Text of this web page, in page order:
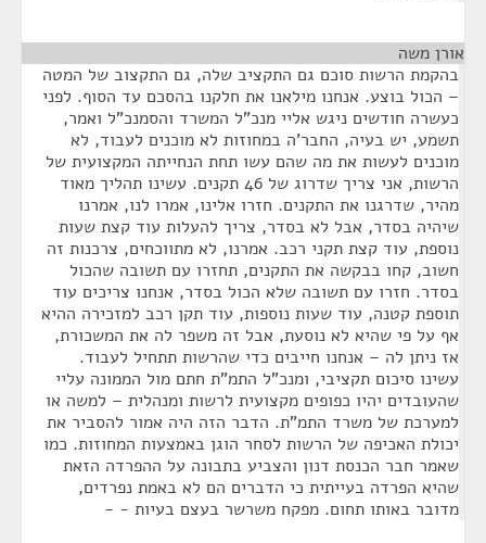
אורן משה
בהקמת הרשות סוכם גם התקציב שלה, גם התקצוב של המטה
– הכול בוצע. אנחנו מילאנו את חלקנו בהסכם עד הסוף. לפני
כעשרה חודשים ניגש אליי מנכ"ל המשרד והסמנכ"ל ואמר,
תשמע, יש בעיה, החבר'ה במחוזות לא מוכנים לעבוד, לא
מוכנים לעשות את מה שהם עשו תחת הנחייתה המקצועית של
הרשות, אני צריך שדרוג של 46 תקנים. עשינו תהליך מאוד
מהיר, שדרגנו את התקנים. חזרו אלינו, אמרו לנו, אמרנו
שיהיה בסדר, אבל לא בסדר, צריך להעלות עוד קצת שעות
נוספת, עוד קצת תקני רכב. אמרנו, לא מתווכחים, צרכנות זה
חשוב, קחו בבקשה את התקנים, תחזרו עם תשובה שהכול
בסדר. חזרו עם תשובה שלא הכול בסדר, אנחנו צריכים עוד
תוספת קטנה, עוד שעות נוספות, עוד תקן רכב למזכירה ההיא
אף על פי שהיא לא נוסעת, אבל זה משפר לה את המשכורת,
אז ניתן לה – אנחנו חייבים כדי שהרשות תתחיל לעבוד.
עשינו סיכום תקציבי, ומנכ"ל התמ"ת חתם מול הממונה עליי
שהעובדים יהיו כפופים מקצועית לרשות ומנהלית – למשה או
למערכת של משרד התמ"ת. הדבר הזה היה אמור להסביר את
יכולת האכיפה של הרשות לסחר הוגן באמצעות המחוזות. כמו
שאמר חבר הכנסת דנון והצביע בתבונה על ההפרדה הזאת
שהיא הפרדה בעייתית כי הדברים הם לא באמת נפרדים,
מדובר באותו תחום. מפקח משרשר בעצם בעיות - -